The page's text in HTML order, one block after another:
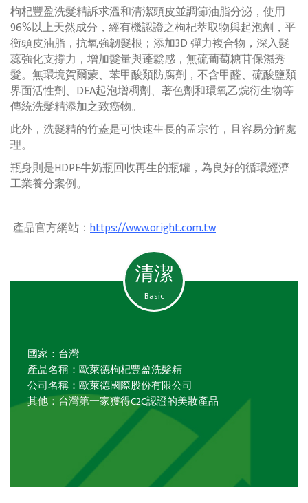
枸杞豐盈洗髮精訴求溫和清潔頭皮並調節油脂分泌，使用
96%以上天然成分，經有機認證之枸杞萃取物與起泡劑，平
衡頭皮油脂，抗氧強韌髮根；添加3D 彈力複合物，深入髮
蕊強化支撐力，增加髮量與蓬鬆感，無硫葡萄糖苷保濕秀
髮。無環境賀爾蒙、苯甲酸類防腐劑，不含甲醛、硫酸鹽類
界面活性劑、DEA起泡增稠劑、著色劑和環氧乙烷衍生物等
傳統洗髮精添加之致癌物。
此外，洗髮精的竹蓋是可快速生長的孟宗竹，且容易分解處
理。
瓶身則是HDPE牛奶瓶回收再生的瓶罐，為良好的循環經濟
工業養分案例。
產品官方網站： https://www.oright.com.tw
清潔
Basic
國家：台灣
產品名稱：歐萊德枸杞豐盈洗髮精
公司名稱：歐萊德國際股份有限公司
其他：台灣第一家獲得C2C認證的美妝產品